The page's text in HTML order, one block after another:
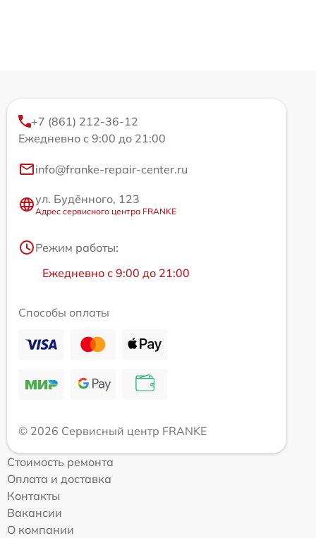
+7 (861) 212-36-12
Ежедневно с 9:00 до 21:00
info@franke-repair-center.ru
ул. Будённого, 123
Адрес сервисного центра FRANKE
Режим работы:
Ежедневно с 9:00 до 21:00
Способы оплаты
© 2026 Сервисный центр FRANKE
Стоимость ремонта
Оплата и доставка
Контакты
Вакансии
О компании